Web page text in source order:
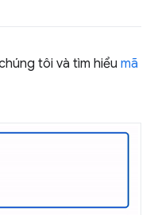
tôi và tìm hiểu mã